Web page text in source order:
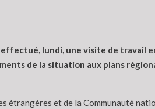
lundi, une visite de travail
de la situation aux plans
étrangères et de la Communauté